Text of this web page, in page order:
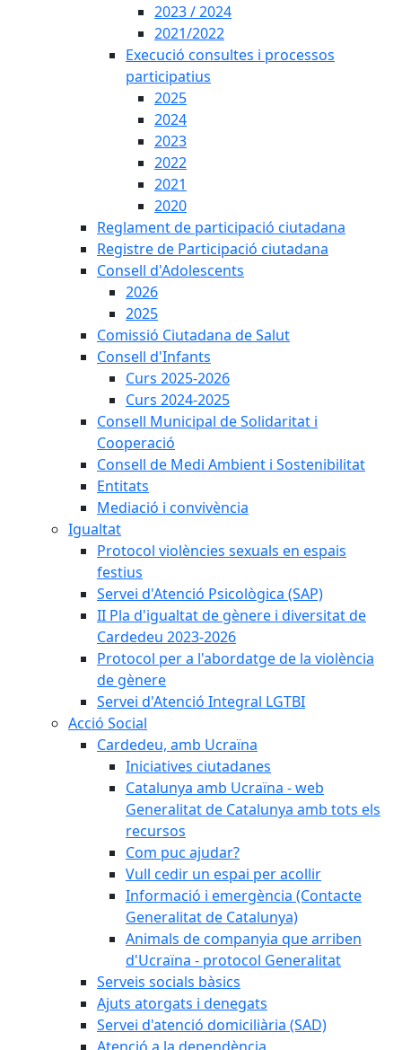
2023 / 2024
2021/2022
Execució consultes i processos
participatius
2025
2024
2023
2022
2021
2020
Reglament de participació ciutadana
Registre de Participació ciutadana
Consell d'Adolescents
2026
2025
Comissió Ciutadana de Salut
Consell d'Infants
Curs 2025-2026
Curs 2024-2025
Consell Municipal de Solidaritat i
Cooperació
Consell de Medi Ambient i Sostenibilitat
Entitats
Mediació i convivència
Igualtat
Protocol violències sexuals en espais
festius
Servei d'Atenció Psicològica (SAP)
II Pla d'igualtat de gènere i diversitat de
Cardedeu 2023-2026
Protocol per a l'abordatge de la violència
de gènere
Servei d'Atenció Integral LGTBI
Acció Social
Cardedeu, amb Ucraïna
Iniciatives ciutadanes
Catalunya amb Ucraïna - web
Generalitat de Catalunya amb tots els
recursos
Com puc ajudar?
Vull cedir un espai per acollir
Informació i emergència (Contacte
Generalitat de Catalunya)
Animals de companyia que arriben
d'Ucraïna - protocol Generalitat
Serveis socials bàsics
Ajuts atorgats i denegats
Servei d'atenció domiciliària (SAD)